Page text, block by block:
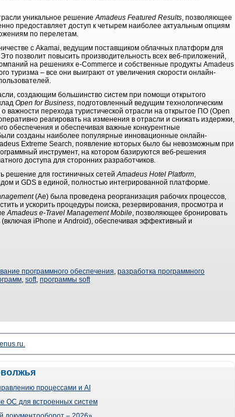
уникальное решениеAmadeus Featured Results, позволяющее
предоставляет доступ к четырем наиболее актуальным опциям
по перелетам.
с Akamai, ведущим поставщиком облачных платформ для
позволит повысить производительность всех веб-приложений,
на решениях e-Commerce и собственные продукты Amadeus
туризма – все они выиграют от увеличения скорости онлайн-
создающим большинство систем при помощи открытого
Open for Business, подготовленный ведущим технологическим
перехода туристической отрасли на открытое ПО (Open
реагировать на изменения в отрасли и снижать издержки,
обеспечения и обеспечивая важные конкурентные
созданы наиболее популярные инновационные онлайн-
Extreme Search, появление которых было бы невозможным при
инструмент, на котором базируются веб-решения
доступа для сторонних разработчиков.
решение для гостиничных сетейAmadeus Hotel Platform,
и GDS в единой, полностью интегрированной платформе.
(Ae) была проведена реорганизация рабочих процессов,
и ускорить процедуры поиска, резервирования, просмотра и
Amadeus e-Travel Management Mobile, позволяющее бронировать
iPhone и Android), обеспечивая эффективный и
программного обеспечения, разработка программного
, soft, программы soft
процессами и AI
ОС для встроенных систем